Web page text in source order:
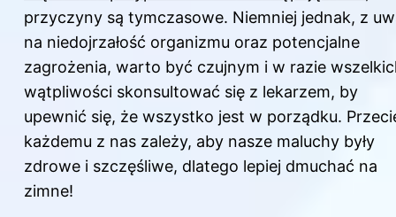
przyczyny są tymczasowe. Niemniej jednak, z
na niedojrzałość organizmu oraz potencjalne
zagrożenia, warto być czujnym i w razie
wątpliwości skonsultować się z lekarzem, by
upewnić się, że wszystko jest w porządku.
każdemu z nas zależy, aby nasze maluchy były
zdrowe i szczęśliwe, dlatego lepiej dmuchać na
zimne!